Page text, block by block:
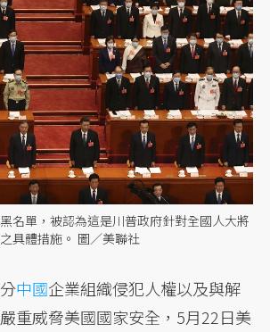
名單，被認為這是川普政府針對全國人大將
具體措施。 圖／美聯社
中國企業組織侵犯人權以及與解
重威脅美國國家安全，5月22日美